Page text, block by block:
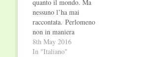
quanto il mondo. Ma
nessuno l’ha mai
raccontata. Perlomeno
non in maniera
sistematica e critica,
ossia cercando gli
8th May 2016
In "Italiano"